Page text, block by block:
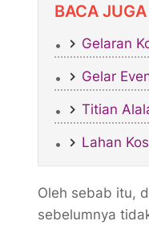
BACA JUGA
Gelaran
Gelar
Titian
Lahan
Oleh sebab itu,
sebelumnya